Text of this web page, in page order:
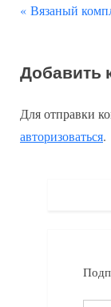
П
д
д
у
Вязаный
Добавить
Для отправки
авторизоваться.